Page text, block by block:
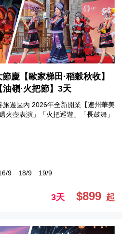
慶【歐家梯田·稻穀秋收】
油嶺·火把節】3天
旅遊區內 2026年全新開業【連州華美
火壺表演」「火把巡遊」「長鼓舞」
9 18/9 19/9
3天 $899 起